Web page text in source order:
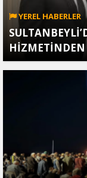
YEREL HABERLER